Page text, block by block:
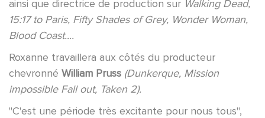
ainsi que directrice de production sur Walking Dead,
15:17 to Paris, Fifty Shades of Grey, Wonder Woman,
Blood Coast....
Roxanne travaillera aux côtés du producteur
chevronné William Pruss (Dunkerque, Mission
impossible Fall out, Taken 2).
"C'est une période très excitante pour nous tous",